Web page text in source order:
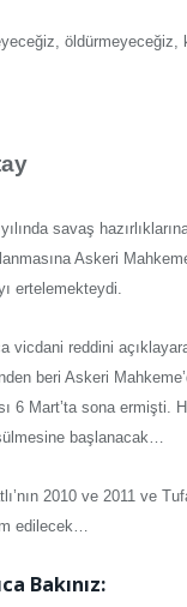
öldürmeyeceğiz,
savaş
Askeri
ertelemekteydi.
vicdani reddini
beri Askeri
6 Mart’ta sona ermişti.
başlanacak…
2010 ve 2011 ve
edilecek…
Bakınız: